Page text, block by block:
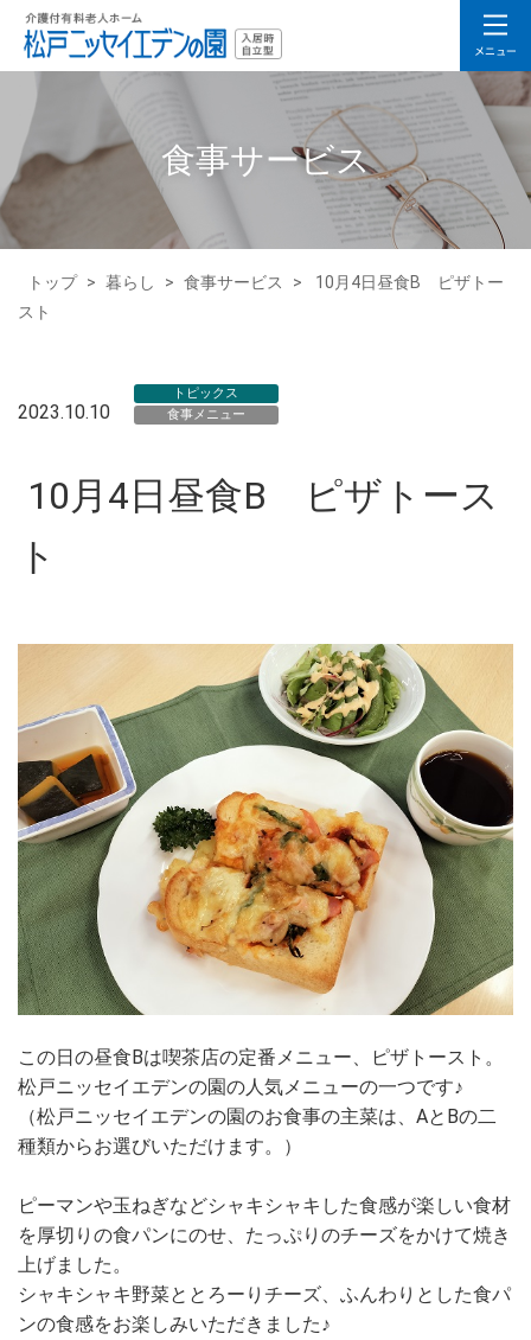
食事サービス
トップ > 暮らし > 食事サービス >
10月4日昼食B ピザトー
スト
2023.10.10
トピックス
食事メニュー
10月4日昼食B ピザトース
ト
この日の昼食Bは喫茶店の定番メニュー、ピザトースト。
松戸ニッセイエデンの園の人気メニューの一つです♪
（松戸ニッセイエデンの園のお食事の主菜は、AとBの二
種類からお選びいただけます。）
ピーマンや玉ねぎなどシャキシャキした食感が楽しい食材
を厚切りの食パンにのせ、たっぷりのチーズをかけて焼き
上げました。
シャキシャキ野菜ととろーりチーズ、ふんわりとした食パ
ンの食感をお楽しみいただきました♪